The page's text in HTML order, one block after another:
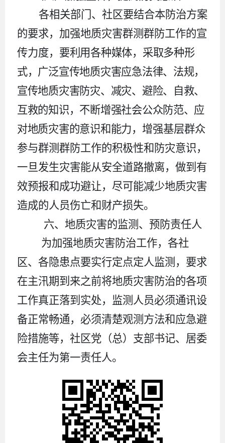
各相关部门、社区要结合本防治方案
的要求，加强地质灾害群测群防工作的宣
传力度， 要利用各种媒体，采取多种形
式，广泛宣传地质灾害应急法律、法规，
宣传地质灾害防灾、减灾、避险、自救、
互救的知识，不断增强社会公众防范、应
对地质灾害的意识和能力， 增强基层群众
参与群测群防工作的积极性和防灾意识，
一旦发生灾害能从安全道路撤离，做到有
效预报和成功避让，尽可能减少地质灾害
造成的人员伤亡和财产损失。
六、地质灾害的监测、预防责任人
为加强地质灾害防治工作，各社
区、各隐患点要实行定点定人监测，要求
在主汛期到来之前将地质灾害防治的各项
工作真正落到实处，监测人员必须通讯设
备正常畅通，必须清楚观测方法和应急避
险措施等，社区党 （总） 支部书记、 居委
会主任为第一责任人。